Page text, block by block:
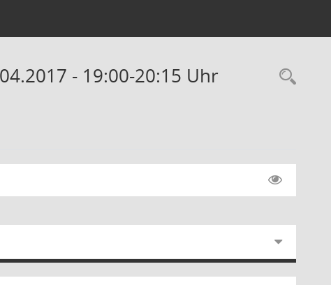
- 19:00-20:15 Uhr